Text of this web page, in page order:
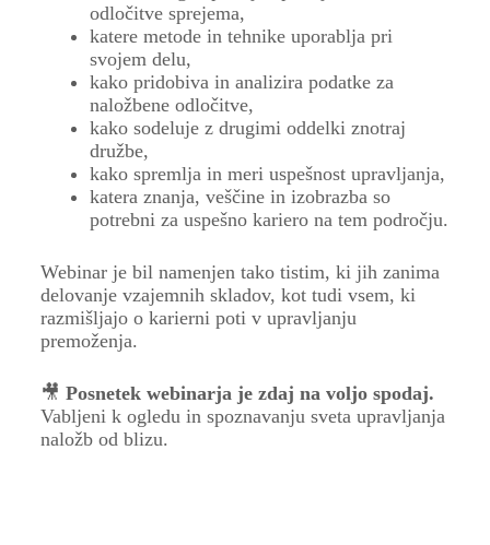
odločitve sprejema,
katere metode in tehnike uporablja pri
svojem delu,
kako pridobiva in analizira podatke za
naložbene odločitve,
kako sodeluje z drugimi oddelki znotraj
družbe,
kako spremlja in meri uspešnost upravljanja,
katera znanja, veščine in izobrazba so
potrebni za uspešno kariero na tem področju.
Webinar je bil namenjen tako tistim, ki jih zanima
delovanje vzajemnih skladov, kot tudi vsem, ki
razmišljajo o karierni poti v upravljanju
premoženja.
🎥 Posnetek webinarja je zdaj na voljo spodaj.
Vabljeni k ogledu in spoznavanju sveta upravljanja
naložb od blizu.